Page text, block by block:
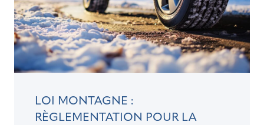
LOI MONTAGNE :
RÈGLEMENTATION POUR LA